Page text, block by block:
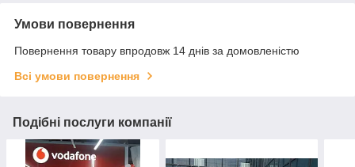
Умови повернення
Повернення товару впродовж 14 днів за домовленістю
Всі умови повернення
Подібні послуги компанії